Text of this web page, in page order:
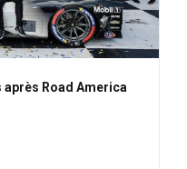
Road America